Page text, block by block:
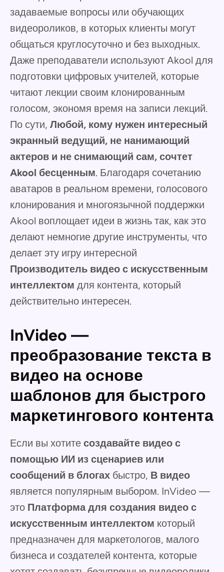
задаваемые вопросы или обучающих
видеороликов, в которых клиенты могут
общаться круглосуточно и без выходных.
Даже преподаватели используют Akool для
подготовки цифровых учителей, которые
читают лекции своим клонированным
голосом, экономя время на записи лекций.
По сути, Любой, кому нужен интересный
экранный ведущий, не нанимающий
актеров и не снимающий сам, сочтет
Akool бесценным. Благодаря сочетанию
аватаров в реальном времени, голосового
клонирования и многоязычной поддержки
Akool воплощает идеи в жизнь так, как это
делают немногие другие инструменты, что
делает эту игру интересной
Производитель видео с искусственным
интеллектом для контента, который
действительно интересен.
InVideo —
преобразование текста в
видео на основе
шаблонов для быстрого
маркетингового контента
Если вы хотите создавайте видео с
помощью ИИ из сценариев или
сообщений в блогах быстро, В видео
является популярным выбором. InVideo —
это Платформа для создания видео с
искусственным интеллектом который
предназначен для маркетологов, малого
бизнеса и создателей контента, которые